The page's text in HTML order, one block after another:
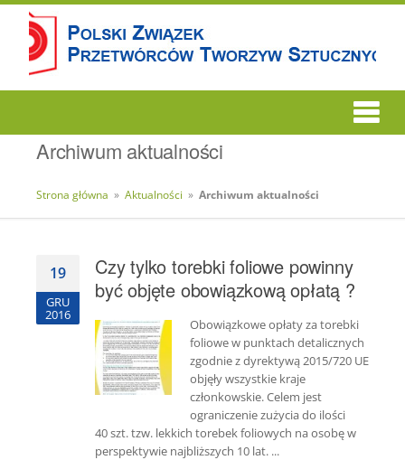
Archiwum aktualności
Strona główna » Aktualności » Archiwum aktualności
19
GRU
2016
Czy tylko torebki foliowe powinny
być objęte obowiązkową opłatą ?
Obowiązkowe opłaty za torebki
foliowe w punktach detalicznych
zgodnie z dyrektywą 2015/720 UE
objęły wszystkie kraje
członkowskie. Celem jest
ograniczenie zużycia do ilości
40 szt. tzw. lekkich torebek foliowych na osobę w
perspektywie najbliższych 10 lat. ...